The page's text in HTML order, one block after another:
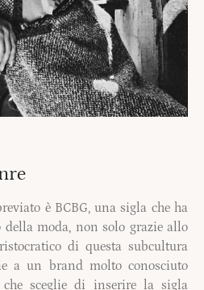
è BCBG, una sigla che ha
moda, non solo grazie allo
di questa subcultura
a un brand molto conosciuto
che sceglie di inserire la sigla